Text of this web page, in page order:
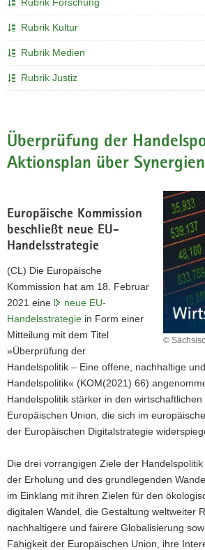
a
v
i
g
a
o
n
Rubrik Kultur
Rubrik Medien
Rubrik Justiz
Überprüfung der
Aktionsplan über Synergien
©
Europäische Kommission
beschließt neue EU-
Handelsstrategie
(CL) Die Europäische
Kommission hat am 18. Februar
2021 eine
neue EU-
Handelsstrategie in Form einer
Mitteilung mit dem Titel
»Überprüfung der
Handelspolitik – Eine offene, nachhaltige
Handelspolitik« (KOM(2021) 66)
Handelspolitik stärker in den
Europäischen Union, die sich im
der Europäischen Digitalstrategie
Die drei vorrangigen Ziele der
der Erholung und des grundlegenden
im Einklang mit ihren Zielen für den
digitalen Wandel, die Gestaltung weltweiter
nachhaltigere und fairere Globalisierung
Fähigkeit der Europäischen Union, ihre